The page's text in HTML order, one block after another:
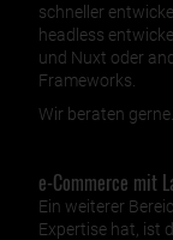
schneller
headless
und Nuxt oder
Frameworks.
Wir beraten
e-Commerce mit
Ein weiterer
Expertise hat, ist